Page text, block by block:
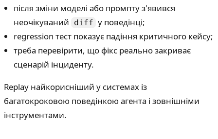
після зміни моделі або промпту з'явився
неочікуваний
diff у поведінці;
regression тест показує падіння критичного кейсу;
треба перевірити, що фікс реально закриває
сценарій інциденту.
Replay найкорисніший у системах із
багатокроковою поведінкою агента і зовнішніми
інструментами.